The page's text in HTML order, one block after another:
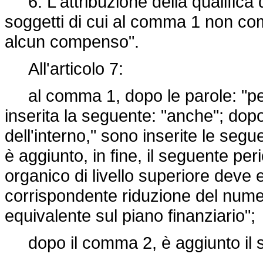
soggetti di cui al comma 1 non
alcun compenso".
All'articolo 7:
al comma 1, dopo le parole:
inserita la seguente: "anche";
dell'interno," sono inserite le
è aggiunto, in fine, il seguente
organico di livello superiore deve
corrispondente riduzione del
equivalente sul piano finanziario";
dopo il comma 2, è aggiunto il